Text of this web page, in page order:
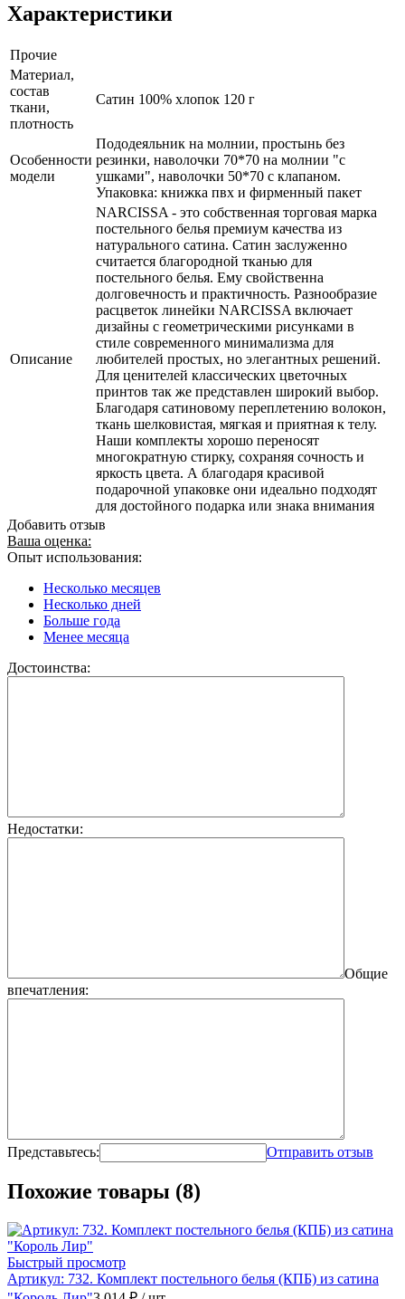
Характеристики
Прочие
Материал,
состав
ткани,
плотность
Сатин 100% хлопок 120 г
Особенности
модели
Пододеяльник на молнии, простынь без
резинки, наволочки 70*70 на молнии "с
ушками", наволочки 50*70 с клапаном.
Упаковка: книжка пвх и фирменный пакет
Описание
NARCISSA - это собственная торговая марка
постельного белья премиум качества из
натурального сатина. Сатин заслуженно
считается благородной тканью для
постельного белья. Ему свойственна
долговечность и практичность. Разнообразие
расцветок линейки NARCISSA включает
дизайны с геометрическими рисунками в
стиле современного минимализма для
любителей простых, но элегантных решений.
Для ценителей классических цветочных
принтов так же представлен широкий выбор.
Благодаря сатиновому переплетению волокон,
ткань шелковистая, мягкая и приятная к телу.
Наши комплекты хорошо переносят
многократную стирку, сохраняя сочность и
яркость цвета. А благодаря красивой
подарочной упаковке они идеально подходят
для достойного подарка или знака внимания
Добавить отзыв
Ваша оценка:
Опыт использования:
Несколько месяцев
Несколько дней
Больше года
Менее месяца
Достоинства:
Недостатки:
Общие
впечатления:
Представьтесь: Отправить отзыв
Похожие товары (8)
Быстрый просмотр
Артикул: 732. Комплект постельного белья (КПБ) из сатина